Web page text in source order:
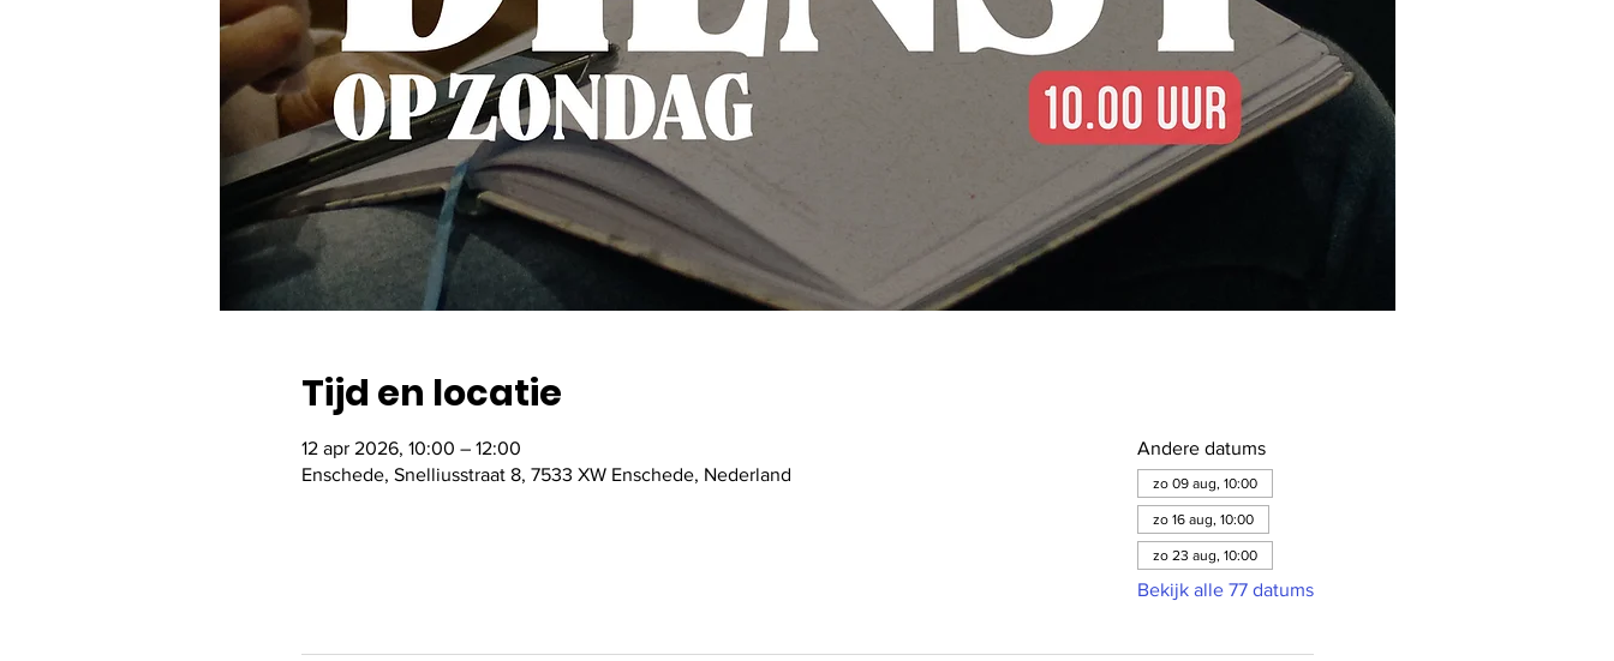
Tijd en locatie
12 apr 2026, 10:00 – 12:00
Enschede, Snelliusstraat 8, 7533 XW Enschede, Nederland
Andere datums
zo 09 aug, 10:00
zo 16 aug, 10:00
zo 23 aug, 10:00
Bekijk alle 77 datums